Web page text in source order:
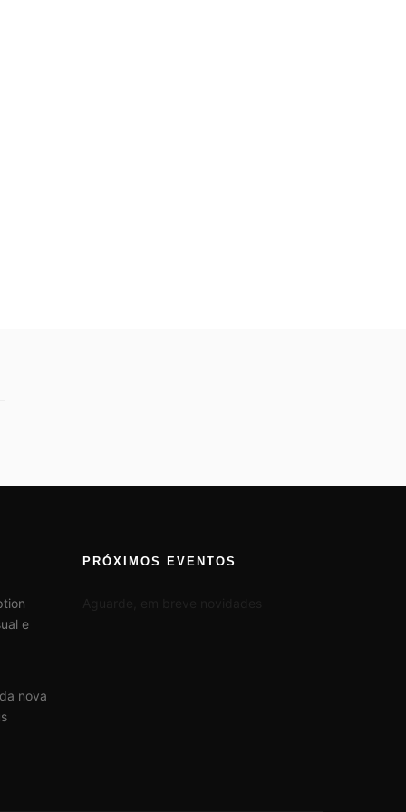
e
nova
PRÓXIMOS EVENTOS